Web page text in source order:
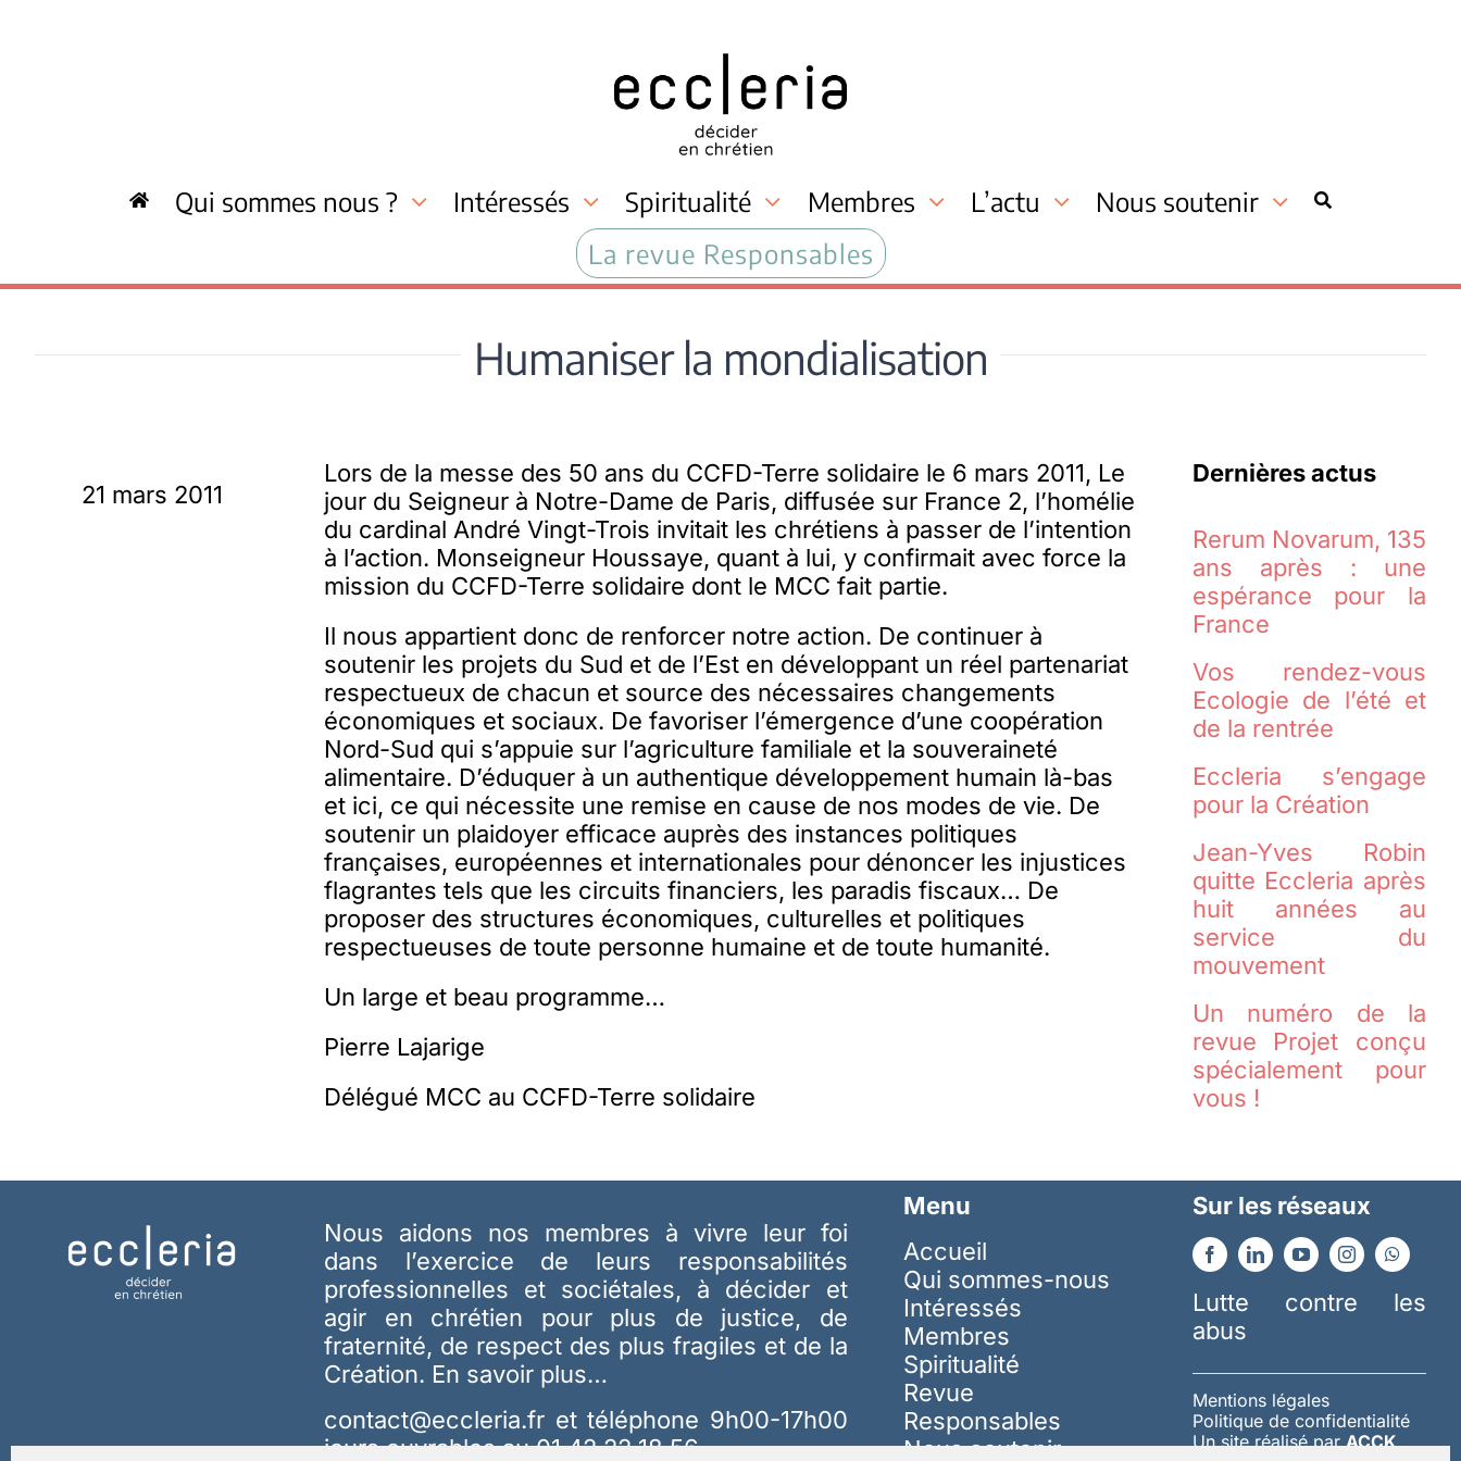
Qui sommes nous ? Intéressés Spiritualité Membres L’actu
Nous soutenir
La revue Responsables
Humaniser la mondialisation
21 mars 2011
Lors de la messe des 50 ans du CCFD-Terre solidaire le 6 mars 2011, Le
jour du Seigneur à Notre-Dame de Paris, diffusée sur France 2, l’homélie
du cardinal André Vingt-Trois invitait les chrétiens à passer de l’intention
à l’action. Monseigneur Houssaye, quant à lui, y confirmait avec force la
mission du CCFD-Terre solidaire dont le MCC fait partie.
Il nous appartient donc de renforcer notre action. De continuer à
soutenir les projets du Sud et de l’Est en développant un réel partenariat
respectueux de chacun et source des nécessaires changements
économiques et sociaux. De favoriser l’émergence d’une coopération
Nord-Sud qui s’appuie sur l’agriculture familiale et la souveraineté
alimentaire. D’éduquer à un authentique développement humain là-bas
et ici, ce qui nécessite une remise en cause de nos modes de vie. De
soutenir un plaidoyer efficace auprès des instances politiques
françaises, européennes et internationales pour dénoncer les injustices
flagrantes tels que les circuits financiers, les paradis fiscaux… De
proposer des structures économiques, culturelles et politiques
respectueuses de toute personne humaine et de toute humanité.
Un large et beau programme…
Pierre Lajarige
Délégué MCC au CCFD-Terre solidaire
Dernières actus
Rerum Novarum, 135
ans après : une
espérance pour la
France
Vos rendez-vous
Ecologie de l’été et
de la rentrée
Eccleria s’engage
pour la Création
Jean-Yves Robin
quitte Eccleria après
huit années au
service du
mouvement
Un numéro de la
revue Projet conçu
spécialement pour
vous !
Nous aidons nos membres à vivre leur foi
dans l’exercice de leurs responsabilités
professionnelles et sociétales, à décider et
agir en chrétien pour plus de justice, de
fraternité, de respect des plus fragiles et de la
Création. En savoir plus…
contact@eccleria.fr et téléphone 9h00-17h00
jours ouvrables au 01 42 22 18 56
Menu
Accueil
Qui sommes-nous
Intéressés
Membres
Spiritualité
Revue
Responsables
Nous soutenir
Sur les réseaux
Lutte contre les
abus
Mentions légales
Politique de confidentialité
Un site réalisé parACCK